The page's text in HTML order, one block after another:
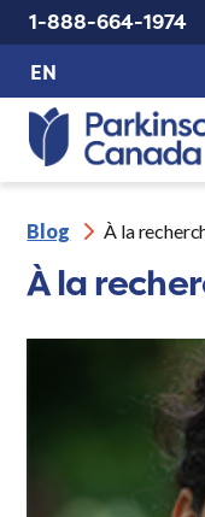
1-888-664-1974
EN
Blog À la
À la